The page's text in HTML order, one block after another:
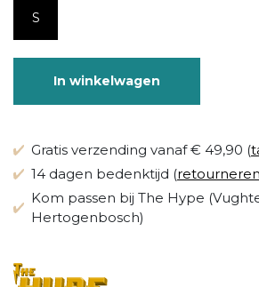
S
In winkelwagen
Gratis verzending vanaf € 49,90 (
14 dagen bedenktijd (retourneren
Kom passen bij The Hype
Hertogenbosch)